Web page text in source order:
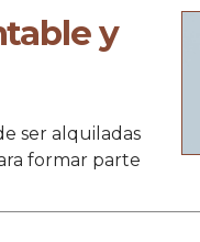
y
ser alquiladas
formar parte